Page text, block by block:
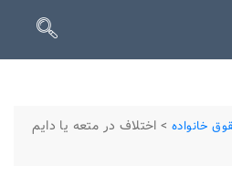
خانواده > اختلاف در متعه یا دایم